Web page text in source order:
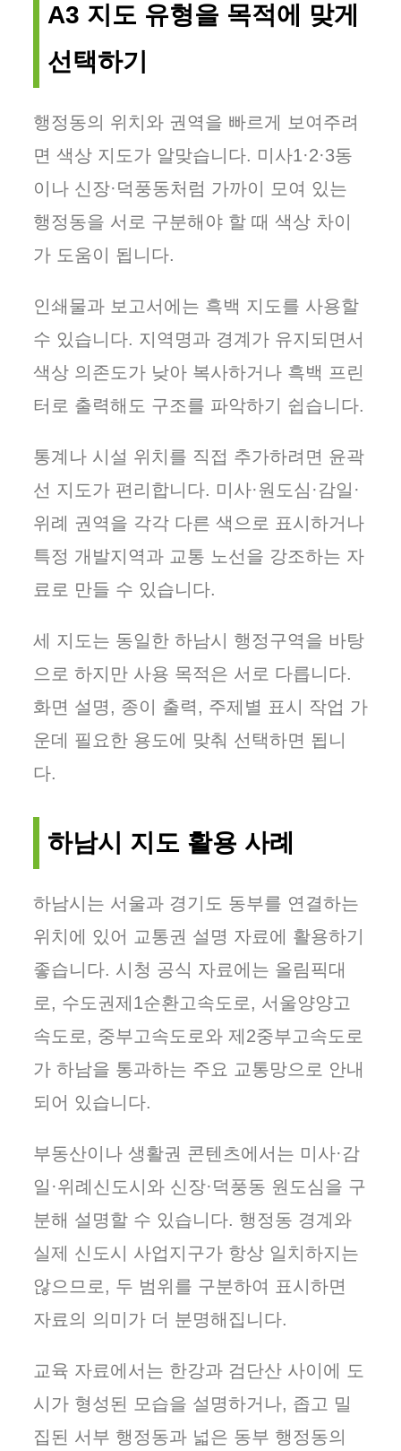
A3 지도 유형을 목적에 맞게
선택하기
행정동의 위치와 권역을 빠르게 보여주려
면 색상 지도가 알맞습니다. 미사1·2·3동
이나 신장·덕풍동처럼 가까이 모여 있는
행정동을 서로 구분해야 할 때 색상 차이
가 도움이 됩니다.
인쇄물과 보고서에는 흑백 지도를 사용할
수 있습니다. 지역명과 경계가 유지되면서
색상 의존도가 낮아 복사하거나 흑백 프린
터로 출력해도 구조를 파악하기 쉽습니다.
통계나 시설 위치를 직접 추가하려면 윤곽
선 지도가 편리합니다. 미사·원도심·감일·
위례 권역을 각각 다른 색으로 표시하거나
특정 개발지역과 교통 노선을 강조하는 자
료로 만들 수 있습니다.
세 지도는 동일한 하남시 행정구역을 바탕
으로 하지만 사용 목적은 서로 다릅니다.
화면 설명, 종이 출력, 주제별 표시 작업 가
운데 필요한 용도에 맞춰 선택하면 됩니
다.
하남시 지도 활용 사례
하남시는 서울과 경기도 동부를 연결하는
위치에 있어 교통권 설명 자료에 활용하기
좋습니다. 시청 공식 자료에는 올림픽대
로, 수도권제1순환고속도로, 서울양양고
속도로, 중부고속도로와 제2중부고속도로
가 하남을 통과하는 주요 교통망으로 안내
되어 있습니다.
부동산이나 생활권 콘텐츠에서는 미사·감
일·위례신도시와 신장·덕풍동 원도심을 구
분해 설명할 수 있습니다. 행정동 경계와
실제 신도시 사업지구가 항상 일치하지는
않으므로, 두 범위를 구분하여 표시하면
자료의 의미가 더 분명해집니다.
교육 자료에서는 한강과 검단산 사이에 도
시가 형성된 모습을 설명하거나, 좁고 밀
집된 서부 행정동과 넓은 동부 행정동의